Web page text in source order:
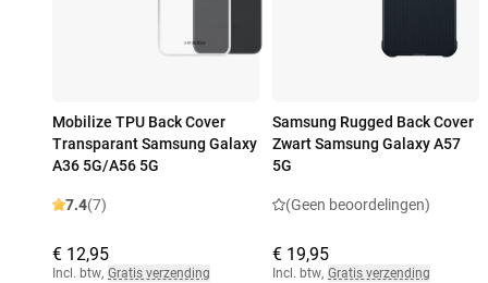
Mobilize TPU Back Cover
Transparant Samsung Galaxy
A36 5G/A56 5G
7.4(7)
€ 12,95
Incl. btw, Gratis verzending
Samsung Rugged Back Cover
Zwart Samsung Galaxy A57
5G
(Geen beoordelingen)
€ 19,95
Incl. btw, Gratis verzending